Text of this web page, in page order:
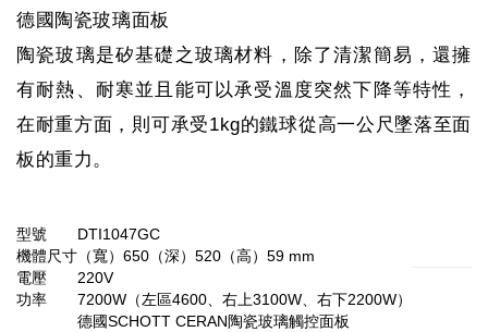
德國陶瓷玻璃面板
陶瓷玻璃是矽基礎之玻璃材料，除了清潔簡易，還擁
有耐熱、耐寒並且能可以承受溫度突然下降等特性，
在耐重方面，則可承受1kg的鐵球從高一公尺墜落至面
板的重力。
型號
DTI1047GC
機體尺寸 （寬）650（深）520（高）59 mm
電壓
220V
功率
7200W（左區4600、右上3100W、右下2200W）
德國SCHOTT CERAN陶瓷玻璃觸控面板